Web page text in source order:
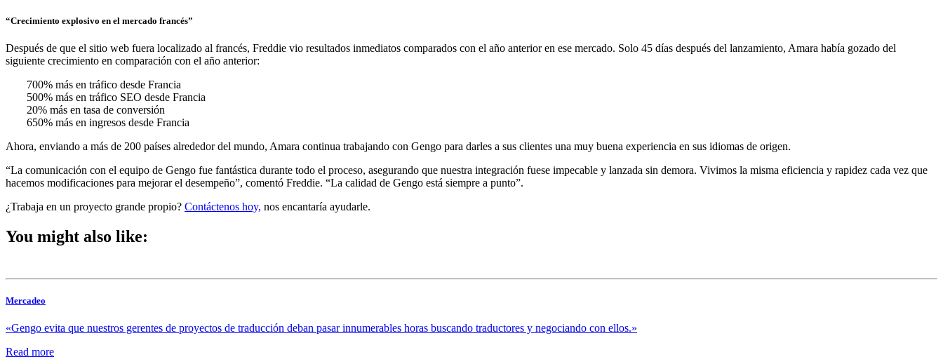
“Crecimiento explosivo en el mercado francés”
Después de que el sitio web fuera localizado al francés, Freddie vio resultados inmediatos comparados con el año anterior en ese mercado. Solo 45 días después del lanzamiento, Amara había gozado del
siguiente crecimiento en comparación con el año anterior:
700% más en tráfico desde Francia
500% más en tráfico SEO desde Francia
20% más en tasa de conversión
650% más en ingresos desde Francia
Ahora, enviando a más de 200 países alrededor del mundo, Amara continua trabajando con Gengo para darles a sus clientes una muy buena experiencia en sus idiomas de origen.
“La comunicación con el equipo de Gengo fue fantástica durante todo el proceso, asegurando que nuestra integración fuese impecable y lanzada sin demora. Vivimos la misma eficiencia y rapidez cada vez que
hacemos modificaciones para mejorar el desempeño”, comentó Freddie. “La calidad de Gengo está siempre a punto”.
¿Trabaja en un proyecto grande propio? Contáctenos hoy, nos encantaría ayudarle.
You might also like:
Mercadeo
«Gengo evita que nuestros gerentes de proyectos de traducción deban pasar innumerables horas buscando traductores y negociando con ellos.»
Read more